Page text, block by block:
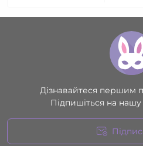
Дізнавайтеся першим
Підпишіться на